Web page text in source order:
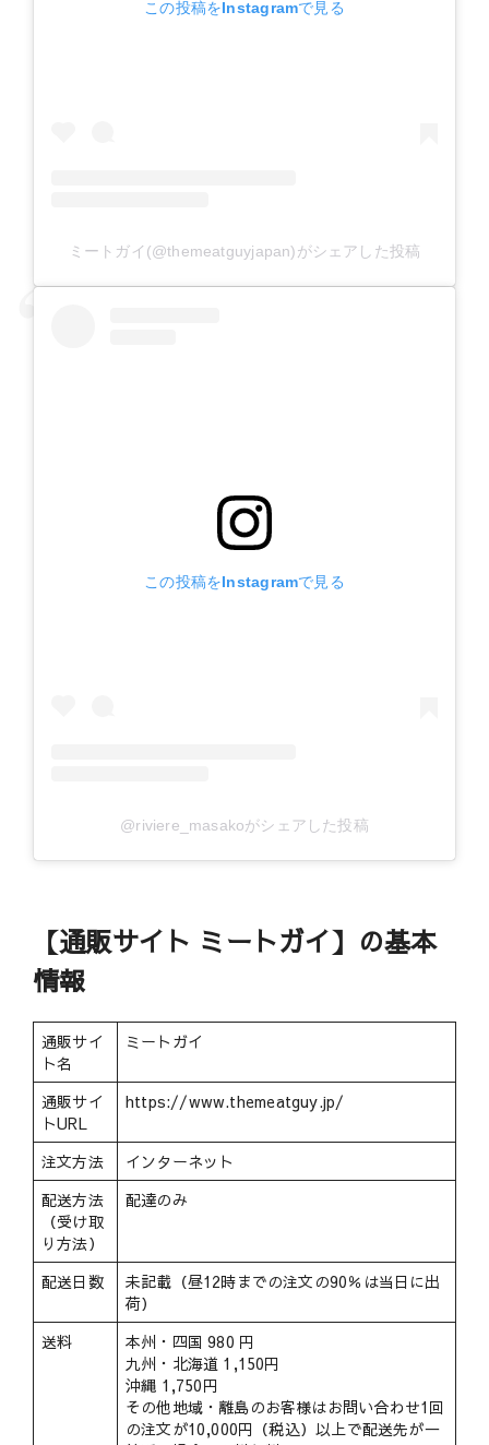
この投稿をInstagramで見る
ミートガイ(@themeatguyjapan)がシェアした投稿
この投稿をInstagramで見る
@riviere_masakoがシェアした投稿
【通販サイト ミートガイ】の基本
情報
通販サイ
ト名
ミートガイ
通販サイ
トURL
https://www.themeatguy.jp/
注文方法
インターネット
配送方法
（受け取
り方法）
配達のみ
配送日数
未記載（昼12時までの注文の90％は当日に出
荷）
送料
本州・四国 980 円
九州・北海道 1,150円
沖縄 1,750円
その他地域・離島のお客様はお問い合わせ1回
の注文が10,000円（税込）以上で配送先が一